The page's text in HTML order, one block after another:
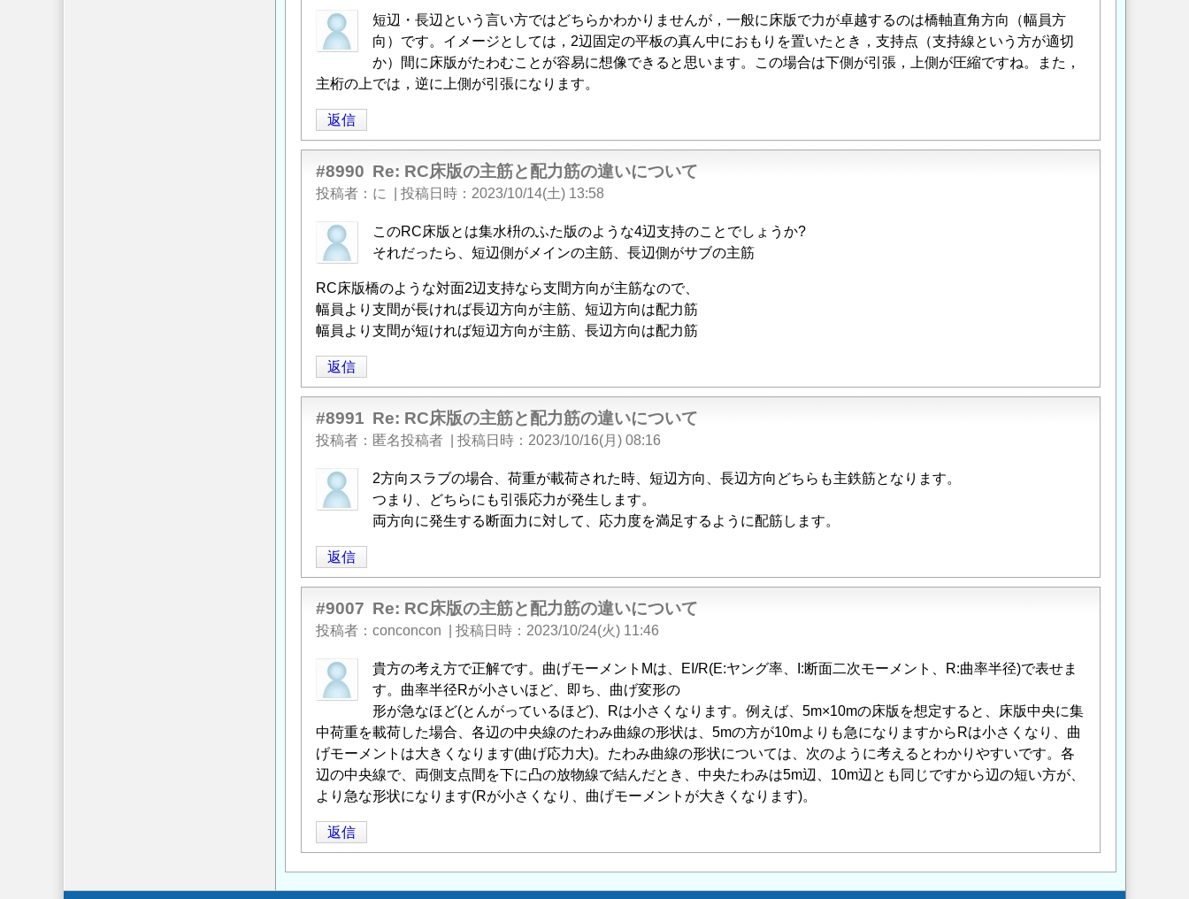
短辺・長辺という言い方ではどちらかわかりませんが，一般に床版で力が卓越するのは橋軸直角方向（幅員方
向）です。イメージとしては，2辺固定の平板の真ん中におもりを置いたとき，支持点（支持線という方が適切
か）間に床版がたわむことが容易に想像できると思います。この場合は下側が引張，上側が圧縮ですね。また，
主桁の上では，逆に上側が引張になります。
返信
#8990 Re: RC床版の主筋と配力筋の違いについて
投稿者 に 投稿日時 2023/10/14(土) 13:58
このRC床版とは集水枡のふた版のような4辺支持のことでしょうか?
それだったら、短辺側がメインの主筋、長辺側がサブの主筋
RC床版橋のような対面2辺支持なら支間方向が主筋なので、
幅員より支間が長ければ長辺方向が主筋、短辺方向は配力筋
幅員より支間が短ければ短辺方向が主筋、長辺方向は配力筋
返信
#8991 Re: RC床版の主筋と配力筋の違いについて
投稿者 匿名投稿者 投稿日時 2023/10/16(月) 08:16
2方向スラブの場合、荷重が載荷された時、短辺方向、長辺方向どちらも主鉄筋となります。
つまり、どちらにも引張応力が発生します。
両方向に発生する断面力に対して、応力度を満足するように配筋します。
返信
#9007 Re: RC床版の主筋と配力筋の違いについて
投稿者 conconcon 投稿日時 2023/10/24(火) 11:46
貴方の考え方で正解です。曲げモーメントMは、EI/R(E:ヤング率、I:断面二次モーメント、R:曲率半径)で表せま
す。曲率半径Rが小さいほど、即ち、曲げ変形の
形が急なほど(とんがっているほど)、Rは小さくなります。例えば、5m×10mの床版を想定すると、床版中央に集
中荷重を載荷した場合、各辺の中央線のたわみ曲線の形状は、5mの方が10mよりも急になりますからRは小さくなり、曲
げモーメントは大きくなります(曲げ応力大)。たわみ曲線の形状については、次のように考えるとわかりやすいです。各
辺の中央線で、両側支点間を下に凸の放物線で結んだとき、中央たわみは5m辺、10m辺とも同じですから辺の短い方が、
より急な形状になります(Rが小さくなり、曲げモーメントが大きくなります)。
返信